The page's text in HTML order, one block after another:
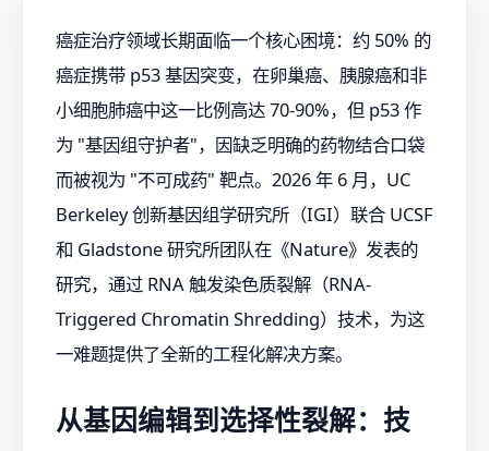
癌症治疗领域长期面临一个核心困境：约 50% 的
癌症携带 p53 基因突变，在卵巢癌、胰腺癌和非
小细胞肺癌中这一比例高达 70-90%，但 p53 作
为 "基因组守护者"，因缺乏明确的药物结合口袋
而被视为 "不可成药" 靶点。2026 年 6 月，UC
Berkeley 创新基因组学研究所（IGI）联合 UCSF
和 Gladstone 研究所团队在《Nature》发表的
研究，通过 RNA 触发染色质裂解（RNA-
Triggered Chromatin Shredding）技术，为这
一难题提供了全新的工程化解决方案。
从基因编辑到选择性裂解：技